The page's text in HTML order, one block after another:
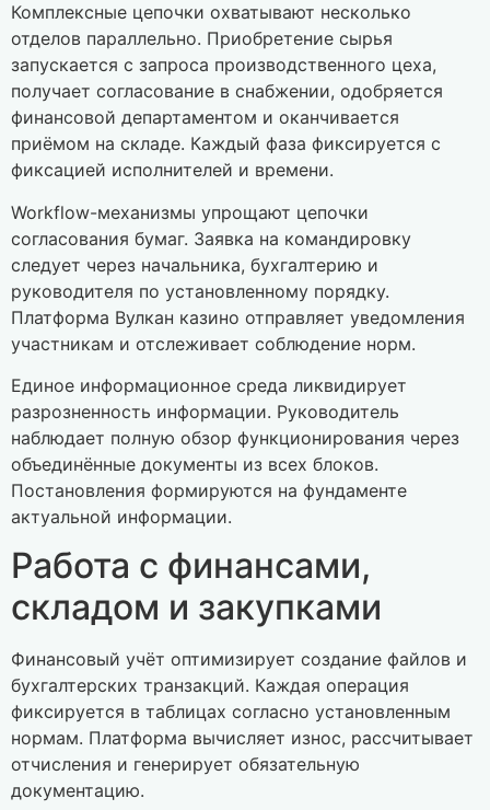
Комплексные цепочки охватывают несколько
отделов параллельно. Приобретение сырья
запускается с запроса производственного цеха,
получает согласование в снабжении, одобряется
финансовой департаментом и оканчивается
приёмом на складе. Каждый фаза фиксируется с
фиксацией исполнителей и времени.
Workflow-механизмы упрощают цепочки
согласования бумаг. Заявка на командировку
следует через начальника, бухгалтерию и
руководителя по установленному порядку.
Платформа Вулкан казино отправляет уведомления
участникам и отслеживает соблюдение норм.
Единое информационное среда ликвидирует
разрозненность информации. Руководитель
наблюдает полную обзор функционирования через
объединённые документы из всех блоков.
Постановления формируются на фундаменте
актуальной информации.
Работа с финансами,
складом и закупками
Финансовый учёт оптимизирует создание файлов и
бухгалтерских транзакций. Каждая операция
фиксируется в таблицах согласно установленным
нормам. Платформа вычисляет износ, рассчитывает
отчисления и генерирует обязательную
документацию.